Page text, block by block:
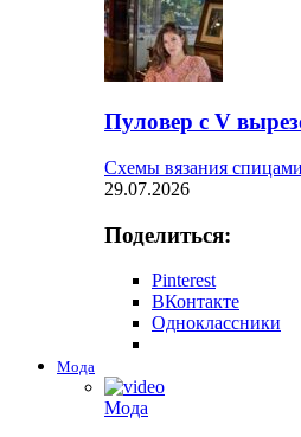
Пуловер с V
Схемы вязания
29.07.2026
Поделиться:
Pinterest
ВКонтакте
Одноклассники
Мода
Мода